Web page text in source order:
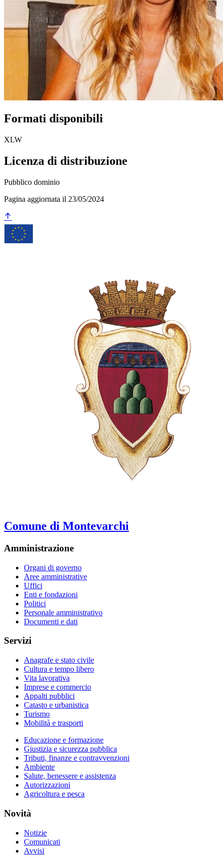
Formati disponibili
XLW
Licenza di distribuzione
Pubblico dominio
Pagina aggiornata il 23/05/2024
Comune di Montevarchi
Amministrazione
Organi di governo
Aree amministrative
Uffici
Enti e fondazioni
Politici
Personale amministrativo
Documenti e dati
Servizi
Anagrafe e stato civile
Cultura e tempo libero
Vita lavorativa
Imprese e commercio
Appalti pubblici
Catasto e urbanistica
Turismo
Mobilità e trasporti
Educazione e formazione
Giustizia e sicurezza pubblica
Tributi, finanze e contravvenzioni
Ambiente
Salute, benessere e assistenza
Autorizzazioni
Agricoltura e pesca
Novità
Notizie
Comunicati
Avvisi